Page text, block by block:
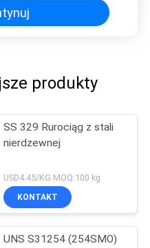
produkty
SS 329 Rurociąg z stali
nierdzewnej
USD4.45/KG MOQ:100 kg
KONTAKT
UNS S31254 (254SMO)